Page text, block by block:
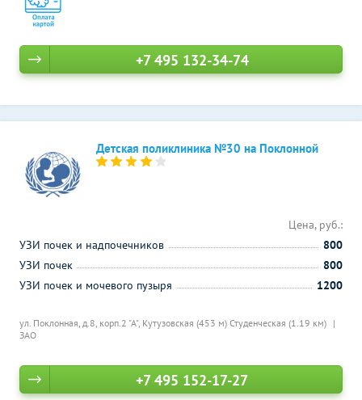
+7 495 132-34-74
Детская поликлиника №30 на Поклонной
ул. Поклонная, д.8, корп.2 "А", Кутузовская (453 м) Студенческая (1.19 км)
ЗАО
Цена, руб.:
УЗИ почек и надпочечников
800
УЗИ почек
800
УЗИ почек и мочевого пузыря
1200
+7 495 152-17-27